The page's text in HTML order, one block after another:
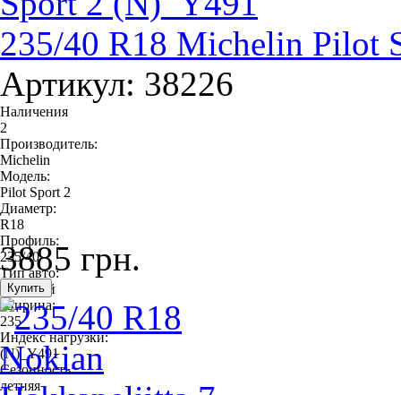
235/40 R18 Michelin Pilot
Артикул: 38226
Наличения
2
Производитель:
Michelin
Модель:
Pilot Sport 2
Диаметр:
R18
Профиль:
235/40
Тип авто:
легковой
Ширина:
235
Индекс нагрузки:
(N)_Y491
Сезонность:
летняя
3885 грн.